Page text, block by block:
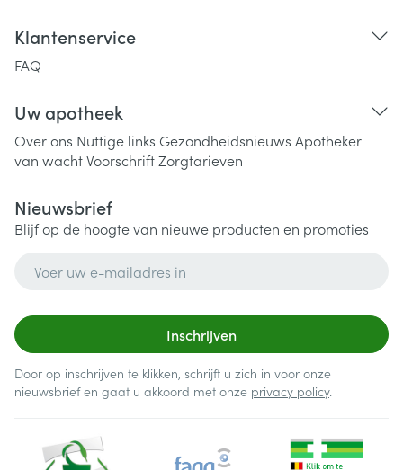
Klantenservice
FAQ
Uw apotheek
Over ons Nuttige links Gezondheidsnieuws Apotheker
van wachtVoorschriftZorgtarieven
Nieuwsbrief
Blijf op de hoogte van nieuwe producten en promoties
Inschrijven
Door op inschrijven te klikken, schrijft u zich in voor onze
nieuwsbrief en gaat u akkoord met onze privacy policy.